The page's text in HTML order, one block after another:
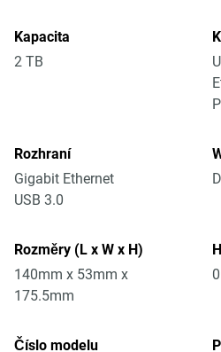
Kapacita
2 TB
Rozhraní
Gigabit Ethernet
USB 3.0
Rozměry (L x W x H)
140mm x 53mm x
175.5mm
Číslo modelu